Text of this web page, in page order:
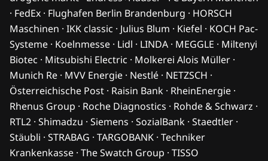
· FedEx · Flughafen Berlin Brandenburg · HORSCH
Maschinen · IKK classic · Julius Blum · Kiefel · KOCH Pac-
Systeme · Koelnmesse · Lidl · LINDA · MEGGLE · Miltenyi
Biotec · Mitsubishi Electric · Molkerei Alois Müller ·
Munich Re · MVV Energie · Nestlé · NETZSCH ·
Österreichische Post · Raisin Bank · RheinEnergie ·
Rhenus Group · Roche Diagnostics · Rohde & Schwarz ·
RTL2 · Shimadzu · Siemens · SozialBank · Staedtler ·
Stäubli · STRABAG · TARGOBANK · Techniker
Krankenkasse · The Swatch Group · TISSO